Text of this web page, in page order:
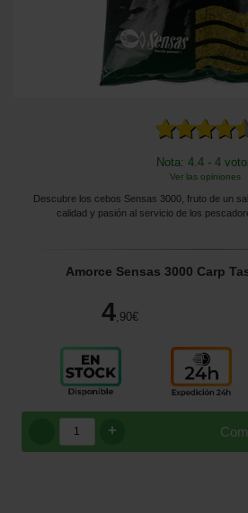
Nota: 4.4 - 4
Ver las opiniones
Descubre los cebos Sensas 3000, fruto de un
calidad y pasión al servicio de los
Amorce Sensas 3000 Carp
4,90€
+